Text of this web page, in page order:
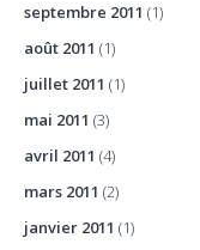
septembre 2011 (1)
août 2011 (1)
juillet 2011 (1)
mai 2011 (3)
avril 2011 (4)
mars 2011 (2)
janvier 2011 (1)